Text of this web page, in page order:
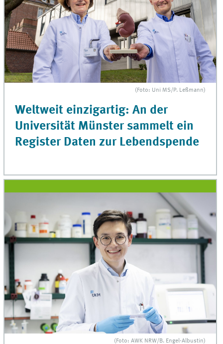
(Foto: Uni MS/P. Leßmann)
Weltweit einzigartig: An der
Universität Münster sammelt ein
Register Daten zur Lebendspende
(Foto: AWK NRW/B. Engel-Albustin)